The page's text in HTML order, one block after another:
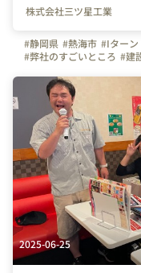
株式会社三ツ星工業
#静岡県 #熱海市 #Iターン
#弊社のすごいところ #建
#夏季休暇 #連休
#設備 #株式会社三ツ星工
2025-06-25